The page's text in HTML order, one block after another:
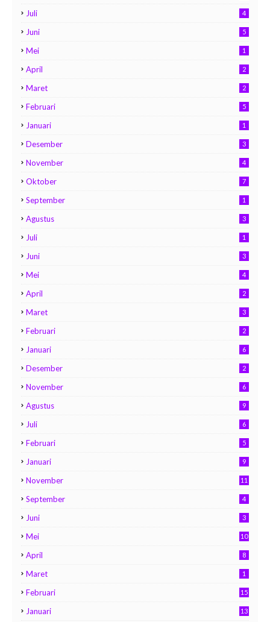
Juli 4
Juni 5
Mei 1
April 2
Maret 2
Februari 5
Januari 1
Desember 3
November 4
Oktober 7
September 1
Agustus 3
Juli 1
Juni 3
Mei 4
April 2
Maret 3
Februari 2
Januari 6
Desember 2
November 6
Agustus 9
Juli 6
Februari 5
Januari 9
November 11
September 4
Juni 3
Mei 10
April 8
Maret 1
Februari 15
Januari 13